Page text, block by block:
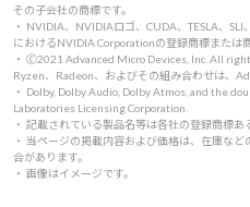
その子会社の商標です。
・ NVIDIA、NVIDIAロゴ、CUDA、TESLA、
におけるNVIDIA Corporationの登録商標または商
・ 🄫2021 Advanced Micro Devices, Inc. All
Ryzen、Radeon、およびその組み合わせは、
・ Dolby, Dolby Audio, Dolby Atmos, and the
Laboratories Licensing Corporation.
・ 記載されている製品名等は各社の登録商標あ
・ 当ページの掲載内容および価格は、在庫な
合があります。
・ 画像はイメージです。